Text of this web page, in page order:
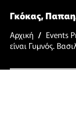
Γκόκας,
Αρχική / Events
είναι Γυμνός.